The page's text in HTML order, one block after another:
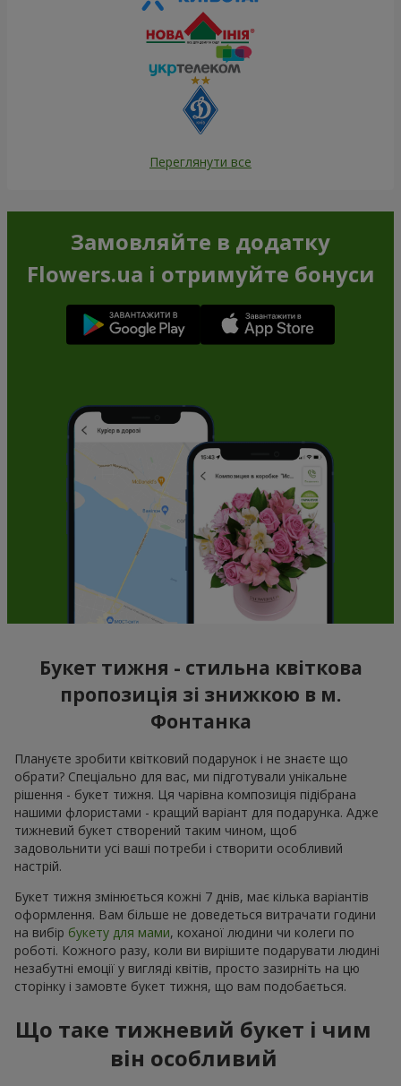
Переглянути все
Замовляйте в додатку
Flowers.ua і отримуйте бонуси
Букет тижня - стильна квіткова
пропозиція зі знижкою в м.
Фонтанка
Плануєте зробити квітковий подарунок і не знаєте що
обрати? Спеціально для вас, ми підготували унікальне
рішення - букет тижня. Ця чарівна композиція підібрана
нашими флористами - кращий варіант для подарунка. Адже
тижневий букет створений таким чином, щоб
задовольнити усі ваші потреби і створити особливий
настрій.
Букет тижня змінюється кожні 7 днів, має кілька варіантів
оформлення. Вам більше не доведеться витрачати години
на вибір букету для мами, коханої людини чи колеги по
роботі. Кожного разу, коли ви вирішите подарувати людині
незабутні емоції у вигляді квітів, просто зазирніть на цю
сторінку і замовте букет тижня, що вам подобається.
Що таке тижневий букет і чим
він особливий